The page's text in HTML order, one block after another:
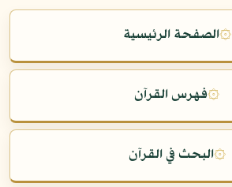
۞الصفحة الرئيسية
۞فهرس القرآن
۞البحث في القرآن